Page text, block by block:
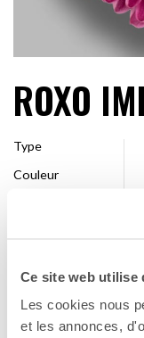
Ce site web utilise
Les cookies nous
et les annonces,
ROXO
Type
Couleur
sélection
Disponibilité